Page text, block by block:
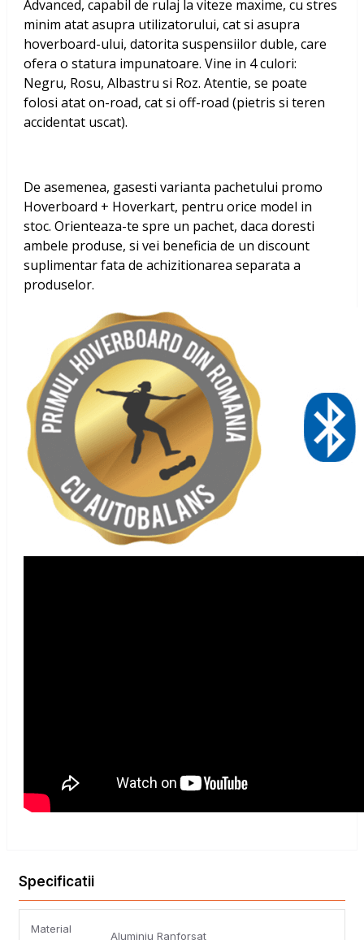
Advanced, capabil de rulaj la viteze maxime, cu stres
minim atat asupra utilizatorului, cat si asupra
hoverboard-ului, datorita suspensiilor duble, care
ofera o statura impunatoare. Vine in 4 culori:
Negru, Rosu, Albastru si Roz. Atentie, se poate
folosi atat on-road, cat si off-road (pietris si teren
accidentat uscat).
De asemenea, gasesti varianta pachetului promo
Hoverboard + Hoverkart, pentru orice model in
stoc. Orienteaza-te spre un pachet, daca doresti
ambele produse, si vei beneficia de un discount
suplimentar fata de achizitionarea separata a
produselor.
Specificatii
Material
Aluminiu Ranforsat